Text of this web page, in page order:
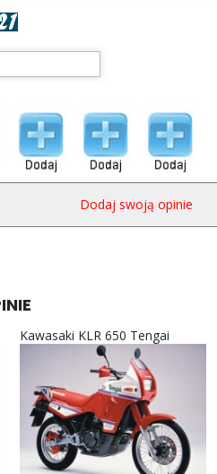
Kawasaki KLR 650 Tengai